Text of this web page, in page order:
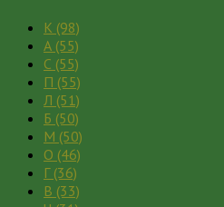
К (98)
А (55)
С (55)
П (55)
Л (51)
Б (50)
М (50)
О (46)
Г (36)
В (33)